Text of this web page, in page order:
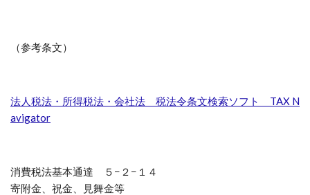
（参考条文）
法人税法・所得税法・会社法 税法令条文検索ソフト TAX N
avigator
消費税法基本通達 ５−２−１４
寄附金、祝金、見舞金等